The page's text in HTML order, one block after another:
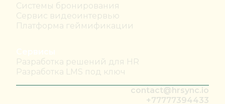
Системы бронирования
Сервис видеоинтервью
Платформа геймификации
Разработка решений для HR
Разработка LMS под ключ
contact@hrsync.io
+77777394433